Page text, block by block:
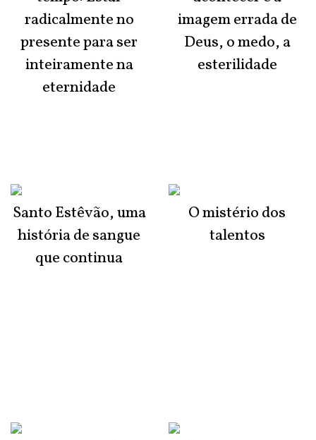
radicalmente no
presente para ser
inteiramente na
eternidade
Santo Estêvão, uma
história de sangue
que continua
imagem errada de
Deus, o medo, a
esterilidade
O mistério dos
talentos